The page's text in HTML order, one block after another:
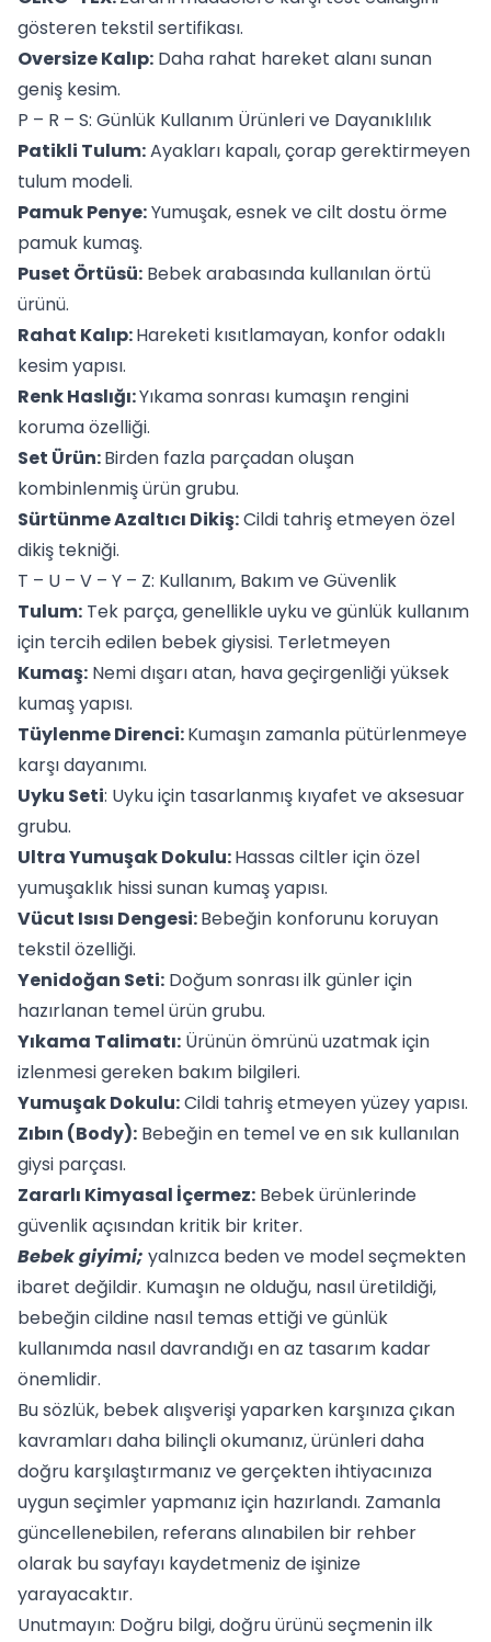
gösteren tekstil sertifikası.
Oversize Kalıp: Daha rahat hareket alanı sunan
geniş kesim.
P – R – S: Günlük Kullanım Ürünleri ve Dayanıklılık
Patikli Tulum:Ayakları kapalı, çorap gerektirmeyen
tulum modeli.
Pamuk Penye:Yumuşak, esnek ve cilt dostu örme
pamuk kumaş.
Puset Örtüsü: Bebek arabasında kullanılan örtü
ürünü.
Rahat Kalıp:Hareketi kısıtlamayan, konfor odaklı
kesim yapısı.
Renk Haslığı:Yıkama sonrası kumaşın rengini
koruma özelliği.
Set Ürün:Birden fazla parçadan oluşan
kombinlenmiş ürün grubu.
Sürtünme Azaltıcı Dikiş:Cildi tahriş etmeyen özel
dikiş tekniği.
T – U – V – Y – Z: Kullanım, Bakım ve Güvenlik
Tulum: Tek parça, genellikle uyku ve günlük kullanım
için tercih edilen bebek giysisi. Terletmeyen
Kumaş: Nemi dışarı atan, hava geçirgenliği yüksek
kumaş yapısı.
Tüylenme Direnci:Kumaşın zamanla pütürlenmeye
karşı dayanımı.
Uyku Seti: Uyku için tasarlanmış kıyafet ve aksesuar
grubu.
Ultra Yumuşak Dokulu:Hassas ciltler için özel
yumuşaklık hissi sunan kumaş yapısı.
Vücut Isısı Dengesi:Bebeğin konforunu koruyan
tekstil özelliği.
Yenidoğan Seti: Doğum sonrası ilk günler için
hazırlanan temel ürün grubu.
Yıkama Talimatı: Ürünün ömrünü uzatmak için
izlenmesi gereken bakım bilgileri.
Yumuşak Dokulu:Cildi tahriş etmeyen yüzey yapısı.
Zıbın (Body): Bebeğin en temel ve en sık kullanılan
giysi parçası.
Zararlı Kimyasal İçermez: Bebek ürünlerinde
güvenlik açısından kritik bir kriter.
Bebek giyimi; yalnızca beden ve model seçmekten
ibaret değildir. Kumaşın ne olduğu, nasıl üretildiği,
bebeğin cildine nasıl temas ettiği ve günlük
kullanımda nasıl davrandığı en az tasarım kadar
önemlidir.
Bu sözlük, bebek alışverişi yaparken karşınıza çıkan
kavramları daha bilinçli okumanız, ürünleri daha
doğru karşılaştırmanız ve gerçekten ihtiyacınıza
uygun seçimler yapmanız için hazırlandı. Zamanla
güncellenebilen, referans alınabilen bir rehber
olarak bu sayfayı kaydetmeniz de işinize
yarayacaktır.
Unutmayın: Doğru bilgi, doğru ürünü seçmenin ilk